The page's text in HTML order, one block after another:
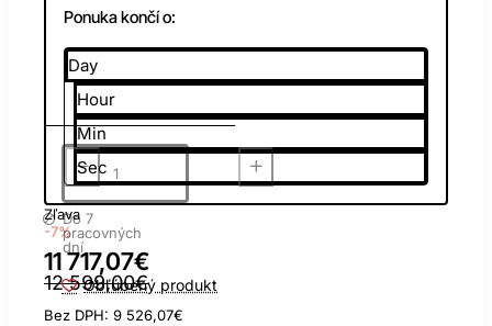
Ponuka končí o:
Day
Hour
Min
Sec
Zľava
-7%
11 717,07€
12 599,00€
Bez DPH: 9 526,07€
Do 7
pracovných
dní
Obľúbený produkt